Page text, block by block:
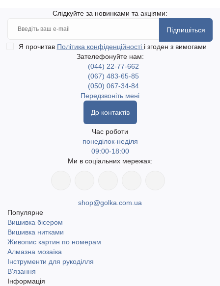
Слідкуйте за новинками та акціями:
Підпишіться
Я прочитав Політика конфіденційності і згоден з вимогами
Зателефонуйте нам:
(044) 22-77-662
(067) 483-65-85
(050) 067-34-84
Передзвоніть мені
До контактів
Час роботи
понеділок-неділя
09:00-18:00
Ми в соціальних мережах:
shop@golka.com.ua
Популярне
Вишивка бісером
Вишивка нитками
Живопис картин по номерам
Алмазна мозаїка
Інструменти для рукоділля
В'язання
Інформація